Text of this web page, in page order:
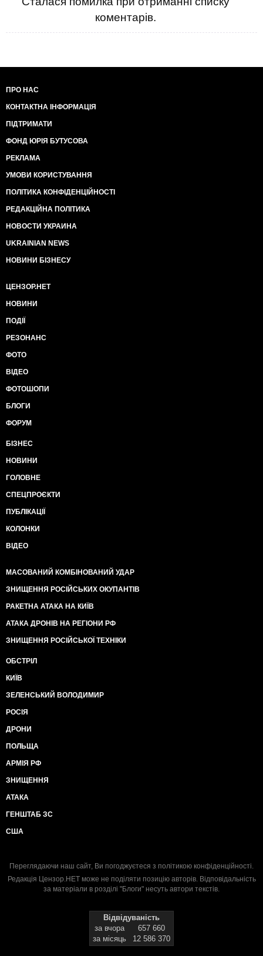
коментарів.
ПРО НАС
КОНТАКТНА ІНФОРМАЦІЯ
ПІДТРИМАТИ
ФОНД ЮРІЯ БУТУСОВА
РЕКЛАМА
УМОВИ КОРИСТУВАННЯ
ПОЛІТИКА КОНФІДЕНЦІЙНОСТІ
РЕДАКЦІЙНА ПОЛІТИКА
НОВОСТИ УКРАИНА
UKRAINIAN NEWS
НОВИНИ БІЗНЕСУ
ЦЕНЗОР.НЕТ
НОВИНИ
ПОДІЇ
РЕЗОНАНС
ФОТО
ВІДЕО
ФОТОШОПИ
БЛОГИ
ФОРУМ
БІЗНЕС
НОВИНИ
ГОЛОВНЕ
СПЕЦПРОЄКТИ
ПУБЛІКАЦІЇ
КОЛОНКИ
ВІДЕО
МАСОВАНИЙ КОМБІНОВАНИЙ УДАР
ЗНИЩЕННЯ РОСІЙСЬКИХ ОКУПАНТІВ
РАКЕТНА АТАКА НА КИЇВ
АТАКА ДРОНІВ НА РЕГІОНИ РФ
ЗНИЩЕННЯ РОСІЙСЬКОЇ ТЕХНІКИ
ОБСТРІЛ
КИЇВ
ЗЕЛЕНСЬКИЙ ВОЛОДИМИР
РОСІЯ
ДРОНИ
ПОЛЬЩА
АРМІЯ РФ
ЗНИЩЕННЯ
АТАКА
ГЕНШТАБ ЗС
США
Переглядаючи наш сайт, Ви погоджуєтеся з політикою конфіденційності.
Редакція Цензор.НЕТ може не поділяти позицію авторів. Відповідальність
за матеріали в розділі "Блоги" несуть автори текстів.
Відвідуваність
за вчора
657 660
за місяць
12 586 370